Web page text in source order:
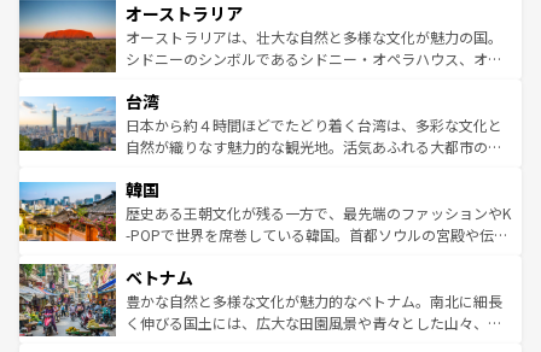
部のニューオーリンズでは、音楽と美食が融合した独特の
文化が魅力。旅行者はアメリカの各地域で異なる魅力を楽
しみながら、その多様性と豊かな歴史を感じることができ
ならではの贅沢な旅のスタイルだ。 なお、新着のアメリカ
情報はコンテンツ一覧を参照してほしい。
ワイ島は見逃せない。また、定番の観光地といえばオアフ
島だが、静かな自然を求めるならマウイ島やカウアイ島が
おすすめ。エメラルドグリーンに輝く海をはじめ、豊かな
れるおもてなしの心で訪れる人々を迎えてくれるハワイの
人々、おいしいローカルフードやハワイアンミュージッ
ク、伝統的なフラダンスなど、すべてがハワイの魅力を彩
ワイを、存分に味わってほしい。 なお、新着のハワイ情報
はコンテンツ一覧を参照してほしい。
オーストラリア
オーストラリアは、壮大な自然と多様な文化が魅力の国。
シドニーのシンボルであるシドニー・オペラハウス、オー
リアリーフや大陸中央部にそびえるウルル（エアーズロッ
ク）、タスマニアの美しい原生林やケアンズの熱帯雨林な
ど、見どころがたくさん。また、カフェやワイン、オージ
いる。アクティビティも充実しており、サーフィンやダイ
ビング、ハイキングなど、アウトドア好きにはたまらな
い。オーストラリアの多彩な魅力を存分に味わいつくそ
参照してほしい。
台湾
日本から約４時間ほどでたどり着く台湾は、多彩な文化と
自然が織りなす魅力的な観光地。活気あふれる大都市の台
ン）、静ひつな山岳地帯である台湾東部など、都市の喧騒
と山間の静けさが共存しており、訪れる人に新しい発見と
驚きをもたらしてくれる。また、奥深い台湾の食文化も魅
容にもいいと評判のスイーツなど、バラエティ豊かな料理
が味わえる。 なお、新着の台湾情報は コンテンツ一覧を参
照してほしい。
韓国
歴史ある王朝文化が残る一方で、最先端のファッションやK
-POPで世界を席巻している韓国。首都ソウルの宮殿や伝統
き、地方に足を延ばせば四季折々の自然美を楽しむことが
できる。そして、キムチや焼肉、絶品のストリートフード
まで、さまざまな韓国料理が待っている。夜には、韓国な
ベトナム
豊かな自然と多様な文化が魅力的なベトナム。南北に細長
く伸びる国土には、広大な田園風景や青々とした山々、世